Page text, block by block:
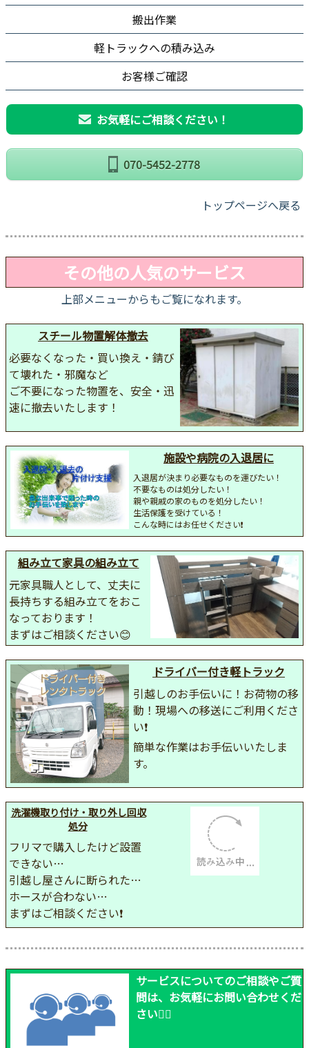
搬出作業
軽トラックへの積み込み
お客様ご確認
お気軽にご相談ください！
070-5452-2778
トップページへ戻る
その他の人気のサービス
上部メニューからもご覧になれます。
スチール物置解体撤去
必要なくなった・買い換え・錆び
て壊れた・邪魔など
ご不要になった物置を、安全・迅
速に撤去いたします！
施設や病院の入退居に
入退居が決まり必要なものを運びたい！
不要なものは処分したい！
親や親戚の家のものを処分したい！
生活保護を受けている！
こんな時にはお任せください❗
組み立て家具の組み立て
元家具職人として、丈夫に
長持ちする組み立てをおこ
なっております！
まずはご相談ください😊
ドライバー付き軽トラック
引越しのお手伝いに！お荷物の移
動！現場への移送にご利用くださ
い❗
簡単な作業はお手伝いいたしま
す。
洗濯機取り付け・取り外し回収
処分
フリマで購入したけど設置
できない…
引越し屋さんに断られた…
ホースが合わない…
まずはご相談ください❗
サービスについてのご相談やご質